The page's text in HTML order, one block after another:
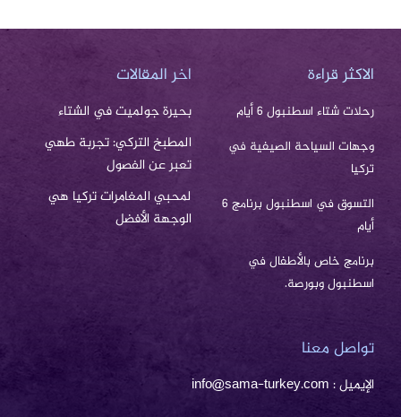
الاكثر قراءة
رحلات شتاء اسطنبول 6 أيام
وجهات السياحة الصيفية في
تركيا
التسوق في اسطنبول برنامج 6
أيام
برنامج خاص بالأطفال في
اسطنبول وبورصة.
اخر المقالات
بحيرة جولميت في الشتاء
المطبخ التركي: تجربة طهي
تعبر عن الفصول
لمحبي المغامرات تركيا هي
الوجهة الأفضل
تواصل معنا
الإيميل : info@sama-turkey.com